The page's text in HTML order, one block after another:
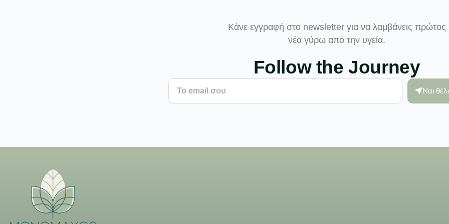
Κάνε εγγραφή στο newsletter για να λαμβάνεις πρώτος
νέα γύρω από την υγεία.
Follow the Journey
Ναι